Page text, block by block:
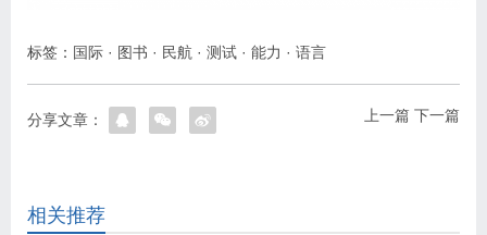
标签： 国际 · 图书 · 民航 · 测试 · 能力 · 语言
上一篇 下一篇
分享文章：
相关推荐